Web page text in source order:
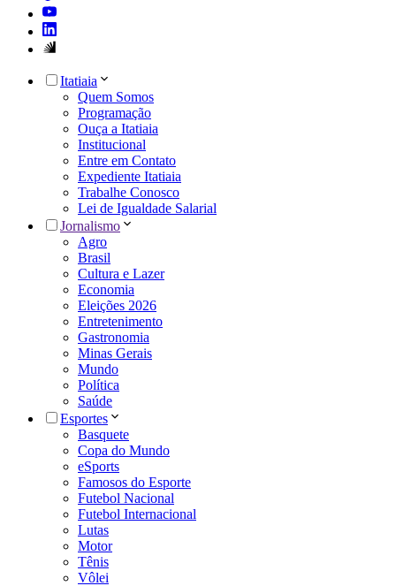
Itatiaia
Quem Somos
Programação
Ouça a Itatiaia
Institucional
Entre em Contato
Expediente Itatiaia
Trabalhe Conosco
Lei de Igualdade Salarial
Jornalismo
Agro
Brasil
Cultura e Lazer
Economia
Eleições 2026
Entretenimento
Gastronomia
Minas Gerais
Mundo
Política
Saúde
Esportes
Basquete
Copa do Mundo
eSports
Famosos do Esporte
Futebol Nacional
Futebol Internacional
Lutas
Motor
Tênis
Vôlei